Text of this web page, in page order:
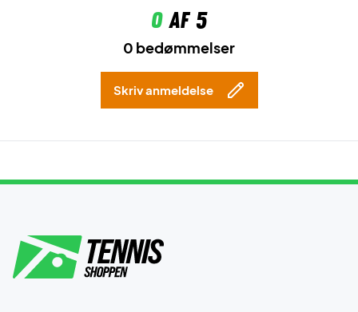
0af 5
0 bedømmelser
Skriv anmeldelse